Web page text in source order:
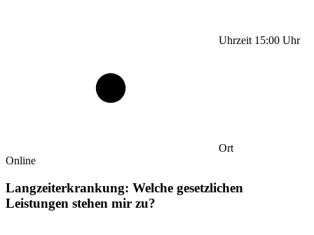
Uhrzeit 15:00 Uhr
Ort
Online
Langzeiterkrankung: Welche gesetzlichen
Leistungen stehen mir zu?